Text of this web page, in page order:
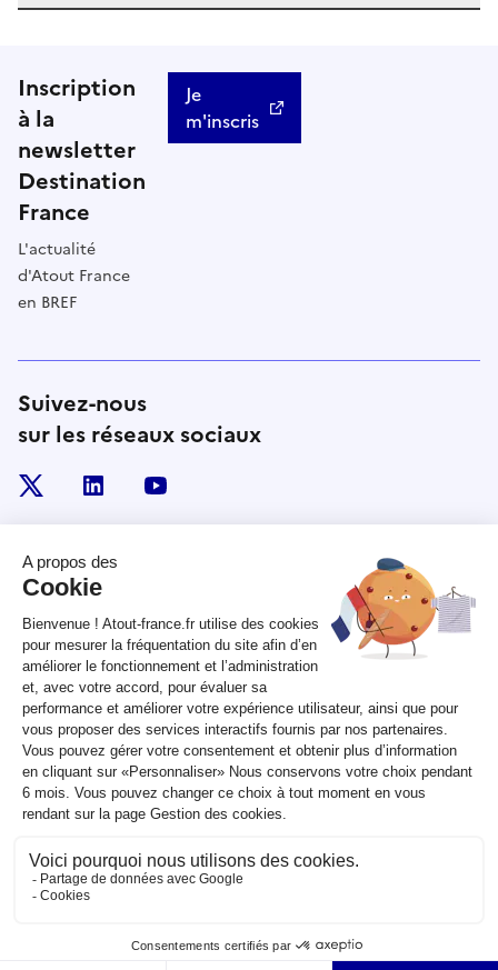
Inscription
à la
newsletter
Destination
France
L'actualité
d'Atout France
en BREF
Je
m'inscris
Suivez-nous
sur les réseaux sociaux
linkedin
RÉPUBLIQUE
FRANÇAISE
legifrance.gouv.fr
gouvernement.fr
service-public.fr
data.gouv.fr
Plan du site Qui sommes-nous ? Marchés publics
partiellement conforme
Sauf mention contraire, tous les contenus de ce site sont sous